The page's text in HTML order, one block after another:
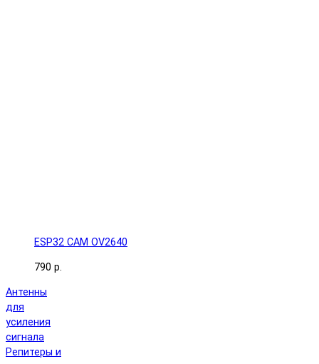
ESP32 CAM OV2640
790 р.
Антенны
для
усиления
сигнала
Репитеры и